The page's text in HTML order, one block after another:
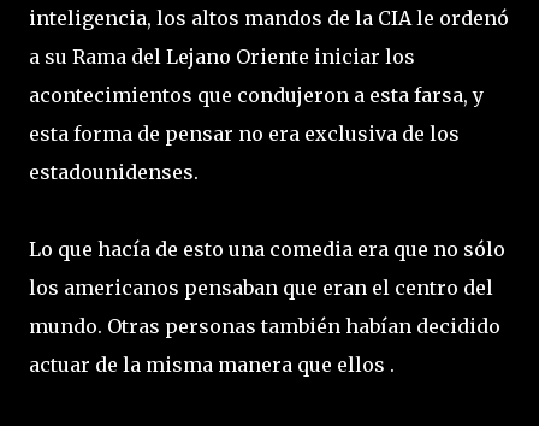
inteligencia, los altos mandos de la CIA le ordenó
a su Rama del Lejano Oriente iniciar los
acontecimientos que condujeron a esta farsa, y
esta forma de pensar no era exclusiva de los
estadounidenses.
Lo que hacía de esto una comedia era que no sólo
los americanos pensaban que eran el centro del
mundo. Otras personas también habían decidido
actuar de la misma manera que ellos .